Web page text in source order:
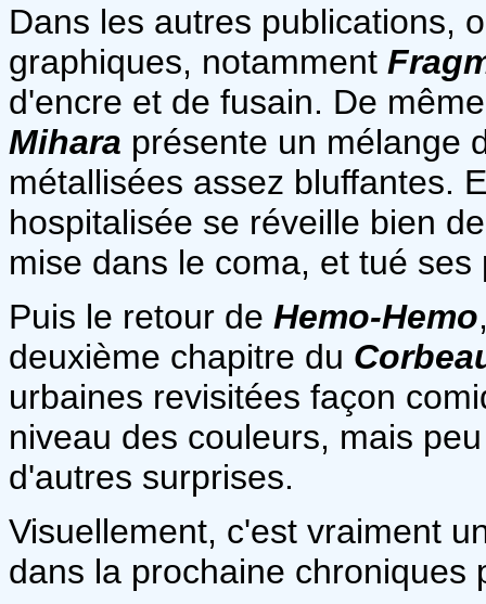
Dans les autres publications,
graphiques, notamment
d'encre et de fusain. De
Mihara présente un mélange
métallisées assez bluffantes.
hospitalisée se réveille bien
mise dans le coma, et tué ses
Puis le retour de Hemo-Hemo
deuxième chapitre du
urbaines revisitées façon
niveau des couleurs, mais
d'autres surprises.
Visuellement, c'est vraiment
dans la prochaine chroniques